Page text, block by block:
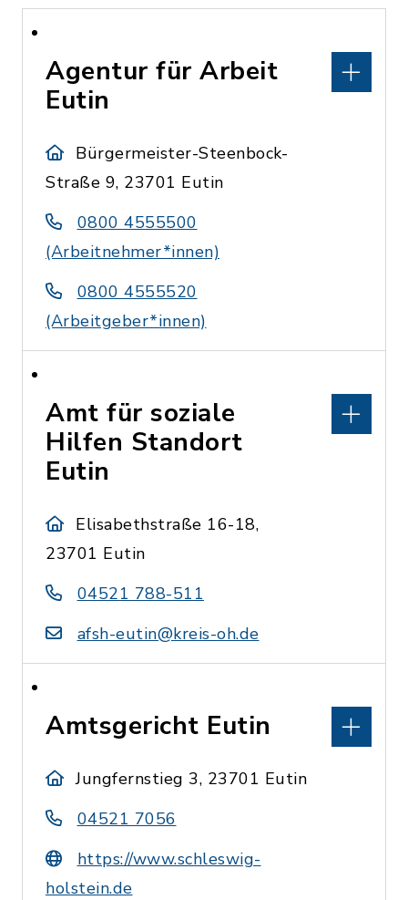
Agentur für Arbeit
Eutin
Bürgermeister-Steenbock-
Straße 9, 23701 Eutin
0800 4555500
(Arbeitnehmer*innen)
0800 4555520
(Arbeitgeber*innen)
Amt für soziale
Hilfen Standort
Eutin
Elisabethstraße 16-18,
23701 Eutin
04521 788-511
afsh-eutin@kreis-oh.de
Amtsgericht Eutin
Jungfernstieg 3, 23701 Eutin
04521 7056
https://www.schleswig-
holstein.de